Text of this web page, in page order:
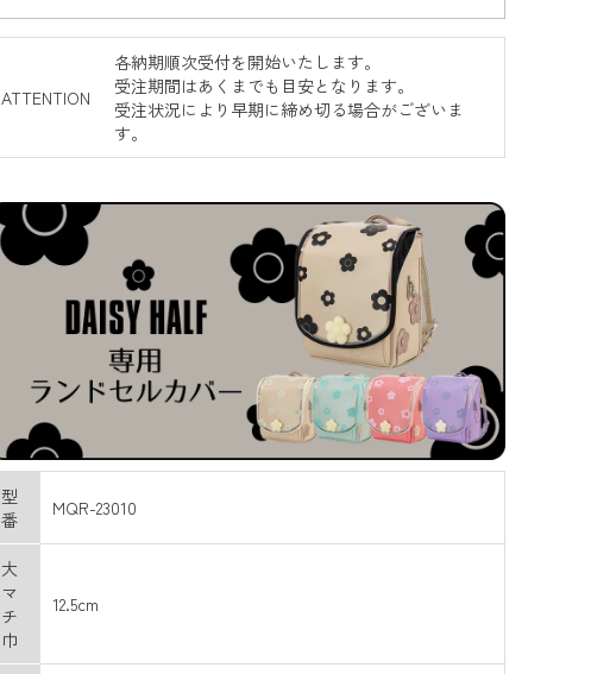
ATTENTION
各納期順次受付を開始いたします。
受注期間はあくまでも目安となります。
受注状況により早期に締め切る場合がございま
す。
型
番
MQR-23010
大
マ
チ
巾
12.5cm